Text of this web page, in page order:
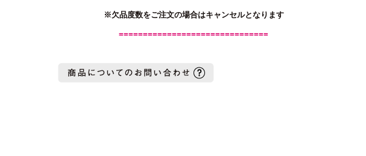
※欠品度数をご注文の場合はキャンセルとなります
===============================